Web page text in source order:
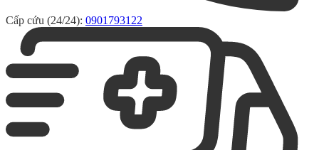
Cấp cứu (24/24): 0901793122